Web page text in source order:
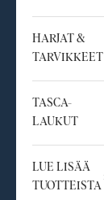
HARJAT &
TARVIKKEET
TASCA-
LAUKUT
LUE LISÄÄ
TUOTTEISTA